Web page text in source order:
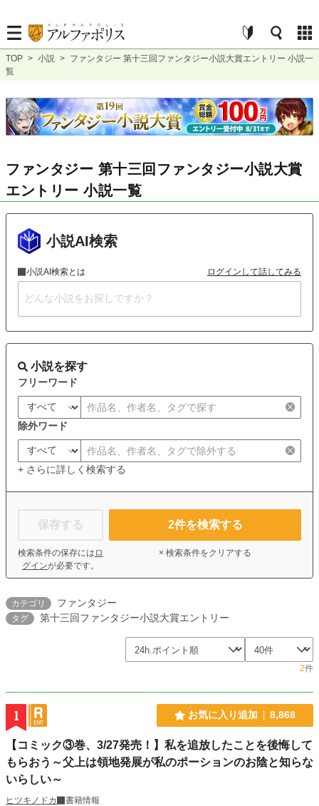
TOP > 小説 > ファンタジー 第十三回ファンタジー小説大賞エントリー 小説一
覧
ファンタジー 第十三回ファンタジー小説大賞
エントリー 小説一覧
小説AI検索
小説AI検索とは ログインして話してみる
小説を探す
フリーワード
除外ワード
+ さらに詳しく検索する
保存する
検索条件の保存には ロ
グインが必要です。
2件を検索する
× 検索条件をクリアする
カテゴリ ファンタジー
タグ 第十三回ファンタジー小説大賞エントリー
2件
1 お気に入り追加 8,868
【コミック③巻、3/27発売！】私を追放したことを後悔して
もらおう～父上は領地発展が私のポーションのお陰と知らな
いらしい～
ヒツキノドカ
書籍情報